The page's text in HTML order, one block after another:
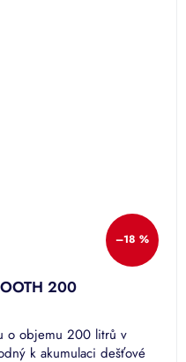
–18 %
200
o objemu 200 litrů v
k akumulaci dešťové